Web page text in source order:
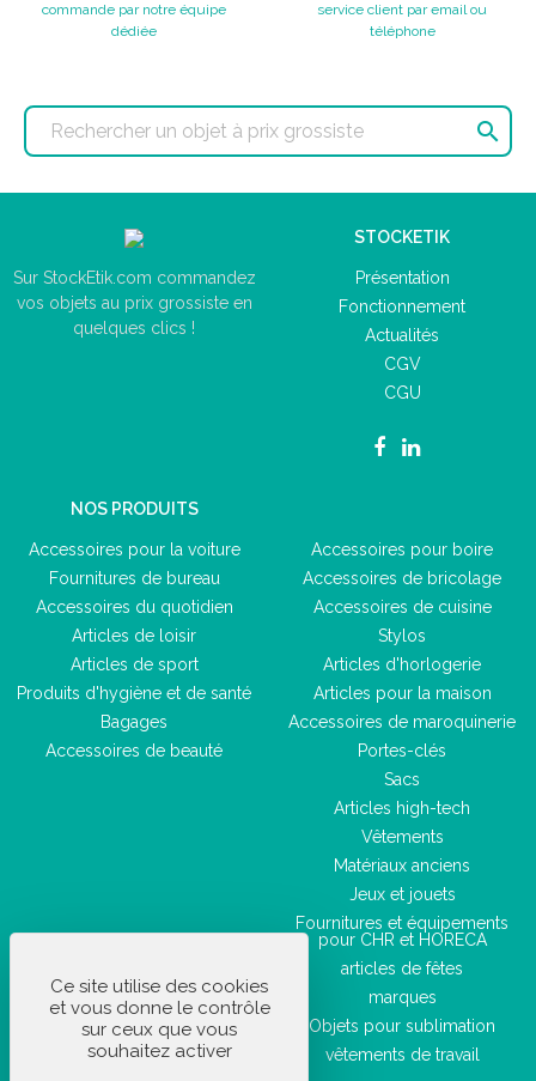
commande par notre équipe
dédiée
service client par email ou
téléphone

Sur StockEtik.com commandez
vos objets au prix grossiste en
quelques clics !
STOCKETIK
Présentation
Fonctionnement
Actualités
CGV
CGU
NOS PRODUITS
Accessoires pour la voiture
Fournitures de bureau
Accessoires du quotidien
Articles de loisir
Articles de sport
Produits d'hygiène et de santé
Bagages
Accessoires de beauté
Accessoires pour boire
Accessoires de bricolage
Accessoires de cuisine
Stylos
Articles d'horlogerie
Articles pour la maison
Accessoires de maroquinerie
Portes-clés
Sacs
Articles high-tech
Vêtements
Matériaux anciens
Jeux et jouets
Fournitures et équipements
pour CHR et HORECA
articles de fêtes
marques
Objets pour sublimation
vêtements de travail
Ce site utilise des cookies
et vous donne le contrôle
sur ceux que vous
souhaitez activer